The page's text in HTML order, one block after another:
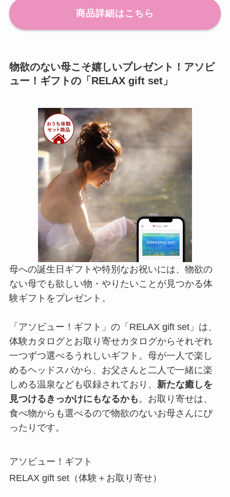
商品詳細はこちら
物欲のない母こそ嬉しいプレゼント！アソビ
ュー！ギフトの「RELAX gift set」
母への誕生日ギフトや特別なお祝いには、物欲の
ない母でも欲しい物・やりたいことが見つかる体
験ギフトをプレゼント。
「アソビュー！ギフト」の「RELAX gift set」は、
体験カタログとお取り寄せカタログからそれぞれ
一つずつ選べるうれしいギフト。母が一人で楽し
めるヘッドスパから、お父さんと二人で一緒に楽
しめる温泉なども収録されており、 新たな癒しを
見つけるきっかけにもなるかも。お取り寄せは、
食べ物からも選べるので物欲のないお母さんにぴ
ったりです。
アソビュー！ギフト
RELAX gift set（体験＋お取り寄せ）